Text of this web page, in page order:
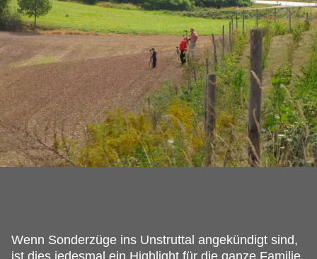
Wenn Sonderzüge ins Unstruttal angekündigt sind,
ist dies jedesmal ein Highlight für die ganze Familie.